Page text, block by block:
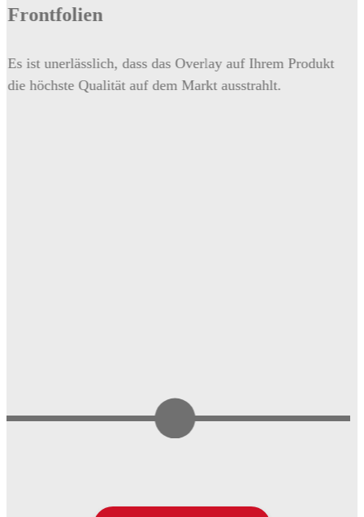
dass das Overlay auf Ihrem Produkt
Qualität auf dem Markt ausstrahlt.